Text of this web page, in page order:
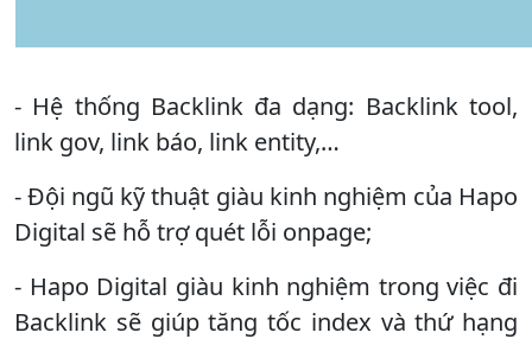
- Hệ thống Backlink đa dạng: Backlink tool,
link gov, link báo, link entity,…
- Đội ngũ kỹ thuật giàu kinh nghiệm của Hapo
Digital sẽ hỗ trợ quét lỗi onpage;
- Hapo Digital giàu kinh nghiệm trong việc đi
Backlink sẽ giúp tăng tốc index và thứ hạng